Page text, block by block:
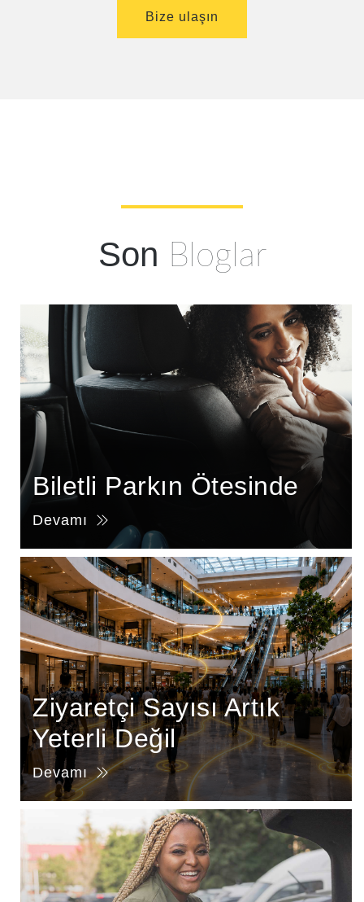
Bize ulaşın
Son Bloglar
Biletli Parkın Ötesinde
Devamı
Ziyaretçi Sayısı Artık
Yeterli Değil
Devamı